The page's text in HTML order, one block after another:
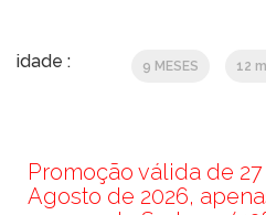
idade : 9 MESES 12
Promoção válida de
Agosto de 2026,